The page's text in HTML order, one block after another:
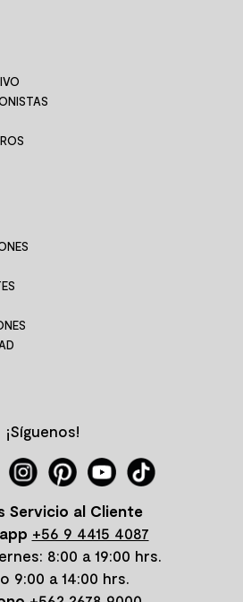
¡Síguenos!
Servicio al Cliente
+56 9 4415 4087
8:00 a 19:00 hrs.
9:00 a 14:00 hrs.